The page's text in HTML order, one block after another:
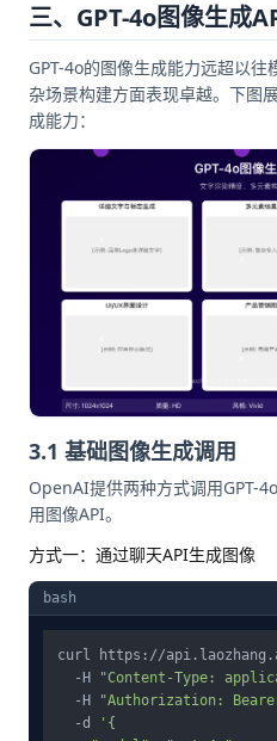
三、GPT-4o图像生成
GPT-4o的图像生成能力远超以
杂场景构建方面表现卓越。下图
成能力：
3.1 基础图像生成调用
OpenAI提供两种方式调用GPT-
用图像API。
方式一：通过聊天API生成图像
bash
curl https://
  -H
"Content-Type:
  -H
"Authorization: Bearer
  -d
'{